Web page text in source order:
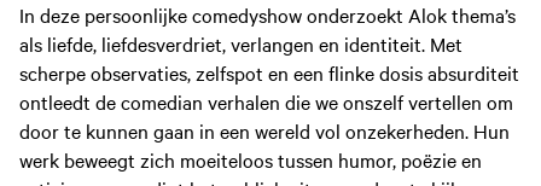
In deze persoonlijke comedyshow onderzoekt Alok thema’s
als liefde, liefdesverdriet, verlangen en identiteit. Met
scherpe observaties, zelfspot en een flinke dosis absurditeit
ontleedt de comedian verhalen die we onszelf vertellen om
door te kunnen gaan in een wereld vol onzekerheden. Hun
werk beweegt zich moeiteloos tussen humor, poëzie en